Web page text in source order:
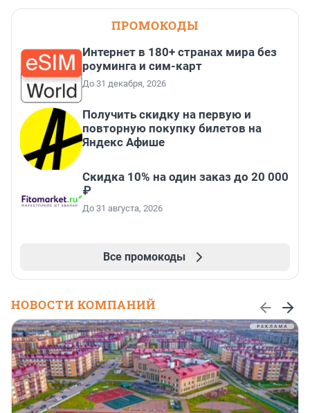
ПРОМОКОДЫ
Интернет в 180+ странах мира без
роуминга и сим-карт
До 31 декабря, 2026
Получить скидку на первую и
повторную покупку билетов на
Яндекс Афише
Скидка 10% на один заказ до 20 000
₽
До 31 августа, 2026
Все промокоды
НОВОСТИ КОМПАНИЙ